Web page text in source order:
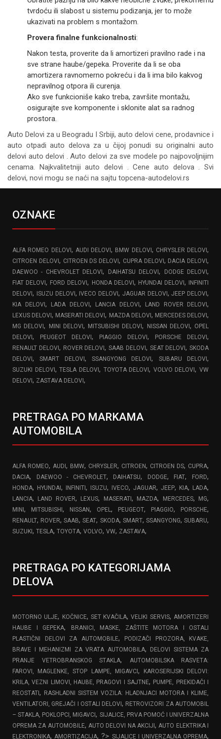
tvrdoću ili slabost u sistemu podizanja, jer to može
ukazivati na problem s montažom.
Provera finalne funkcionalnosti:
Nakon testa, proverite da li amortizeri pravilno rade i na
sve strane haube/gepeka. Proverite da li se oba
amortizera ravnomerno pokreću i da li ima bilo kakvog
nepravilnog otpora ili curenja.
Ako sve funkcioniše kako treba, završite montažu,
osigurajte sve komponente i sklonite alat sa radnog
prostora.
Auto Delovi za u Beogradu I Srbiji, auto delovi cene, prodavnice i
auto otpadi auto delova za u čijoj ponudi su originalni auto
delovi auto delovi . Auto delovi za sve modele po najpovoljnijim
cenama. Najkvalitetniji auto delovi . Cene auto delova . Svi
delovi, novi mogu se naći na sajtu topcena-autodelovi.rs
OZNAKE
ALFA ROMEO DELOVI, AUDI DELOVI, BMW DELOVI, CHRYSLER DELOVI,
CITROEN DELOVI, CITROEN DS DELOVI, CUPRA DELOVI, DACIA DELOVI,
DAEWOO - CHEVROLET DELOVI, DAIHATSU DELOVI, DODGE DELOVI,
FIAT DELOVI, FORD DELOVI, HONDA DELOVI, HYUNDAI DELOVI, INFINITI
DELOVI, ISUZU DELOVI, IVECO DELOVI, JAGUAR DELOVI,JEEP DELOVI,
KIA DELOVI, LADA DELOVI, LANCIA DELOVI, LAND ROVER DELOVI,
LEXUS DELOVI, MASERATI DELOVI, MAZDA DELOVI, MERCEDES DELOVI,
MG DELOVI, MINI DELOVI, MITSUBISHI DELOVI, NISSAN DELOVI, OPEL
DELOVI, PEUGEOT DELOVI, PIAGGIO DELOVI, PORSCHE DELOVI,
RENAULT DELOVI, ROVER DELOVI, SAAB DELOVI, SEAT DELOVI, SKODA
DELOVI,SMART DELOVI,SSANGYONG DELOVI, SUBARU DELOVI,
SUZUKI DELOVI,TESLA DELOVI, TOYOTA DELOVI, VOLVO DELOVI, VW
DELOVI, ZASTAVA DELOVI,
PRETRAGA PO MARKAMA
AUTOMOBILA
ALFA ROMEO, AUDI, BMW, CHRYSLER, CITROEN, CITROEN DS, CUPRA,
DACIA, DAEWOO - CHEVROLET, DAIHATSU, DODGE, FIAT, FORD,
HONDA, HYUNDAI, INFINITI, ISUZU, IVECO, JAGUAR, JEEP, KIA, LADA,
LANCIA, LAND ROVER, LEXUS, MASERATI, MAZDA, MERCEDES, MG,
MINI, MITSUBISHI, NISSAN, OPEL , PEUGEOT, PIAGGIO, PORSCHE,
RENAULT, ROVER,SAAB,SEAT, SKODA, SMART, SSANGYONG,SUBARU,
SUZUKI, TESLA, TOYOTA, VOLVO, VW, ZASTAVA,
PRETRAGA PO KATEGORIJAMA
DELOVA
MOTORNO ULJE, KOČNICE, SET KVAČILA,VELIKI SERVIS,AMORTIZERI
HAUBE I GEPEKA,
BRANICI, MASKE, ZAŠTITE MOTORA I OSTALI
PLASTIČNI DELOVI ZA AUTOMOBILE,
PODIZAČI PROZORA, KVAKE,
BRAVE I MEHANIZMI ZA VRATA AUTOMOBILA,
DELOVI SISTEMA ZA
PRANJE VETROBRANSKOG STAKLA,
AUTOMOBILSKA RASVETA:
FAROVI, MAGLENKE, STOP LAMPE, MIGAVCI,
KAROSERIJSKI DELOVI:
KRILA, VEZNI LIMOVI, HAUBE, PRAGOVI I SAJTNE, PUMPE, PREKIDAČI I
REOSTATI, RASHLADNI SISTEM VOZILA: HLADNJACI MOTORA I KLIME,
VENTILATORI, GREJAČI I OSTALI DELOVI, RETROVIZORI ZA AUTOMOBIL
– STAKLA, POKLOPCI, MIGAVCI, SIJALICE, PRVA POMOĆ I UNIVERZALNA
OPREMA ZA AUTOMOBILE,AUTO DELOVI NA AKCIJI,AUTO ELEKTRIKA I
ELEKTRONIKA,AMORTIZACIJA, ?> SIJALICE I UNIVERZALNA OPREMA,